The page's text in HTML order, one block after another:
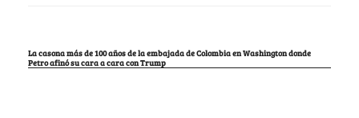
La casona más de 100 años de la embajada de Colombia en Washington donde
Petro afinó su cara a cara con Trump